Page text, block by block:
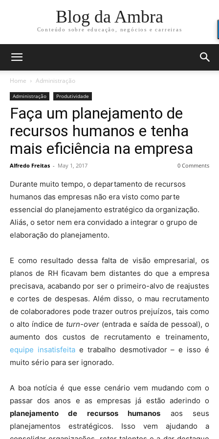
Blog da Ambra
Conteúdo sobre educação, negócios e carreiras
Home Administração
Administração Produtividade
Faça um planejamento de
recursos humanos e tenha
mais eficiência na empresa
Alfredo Freitas - May 1, 2017 0 Comments
Durante muito tempo, o departamento de recursos
humanos das empresas não era visto como parte
essencial do planejamento estratégico da organização.
Aliás, o setor nem era convidado a integrar o grupo de
elaboração do planejamento.
E como resultado dessa falta de visão empresarial, os
planos de RH ficavam bem distantes do que a empresa
precisava, acabando por ser o primeiro-alvo de reajustes
e cortes de despesas. Além disso, o mau recrutamento
de colaboradores pode trazer outros prejuízos, tais como
o alto índice de turn-over (entrada e saída de pessoal), o
aumento dos custos de recrutamento e treinamento,
equipe insatisfeitae trabalho desmotivador – e isso é
muito sério para ser ignorado.
A boa notícia é que esse cenário vem mudando com o
passar dos anos e as empresas já estão aderindo o
planejamento de recursos humanos aos seus
planejamentos estratégicos. Isso vem ajudando a